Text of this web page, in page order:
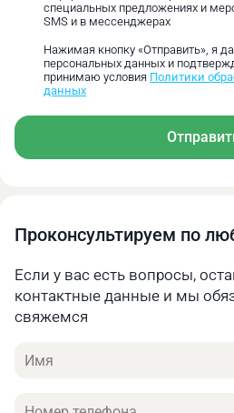
специальных предложениях и
SMS и в мессенджерах
Нажимая кнопку «Отправить», я
персональных данных и
принимаю условия Политики
данных
Проконсультируем по
Если у вас есть вопросы,
контактные данные и мы
свяжемся
Имя
Телефон